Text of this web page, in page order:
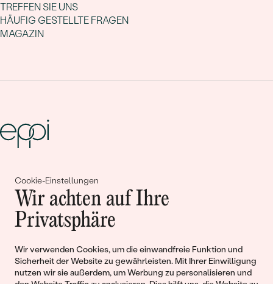
Cookie-Einstellungen
Wir achten auf Ihre
Privatsphäre
Wir verwenden Cookies, um die einwandfreie Funktion und
Sicherheit der Website zu gewährleisten. Mit Ihrer Einwilligung
nutzen wir sie außerdem, um Werbung zu personalisieren und
TREFFEN SIE UNS
HÄUFIG GESTELLTE FRAGEN
MAGAZIN
Gemeinsam erschaffen wir
Geschichten von Schönheit und
Liebe
Begleiten Sie uns!